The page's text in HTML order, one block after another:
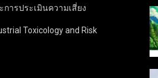
ารประเมินความเสี่ยง
Toxicology and Risk